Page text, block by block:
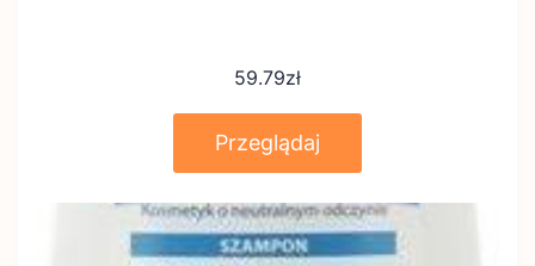
59.79zł
Przeglądaj